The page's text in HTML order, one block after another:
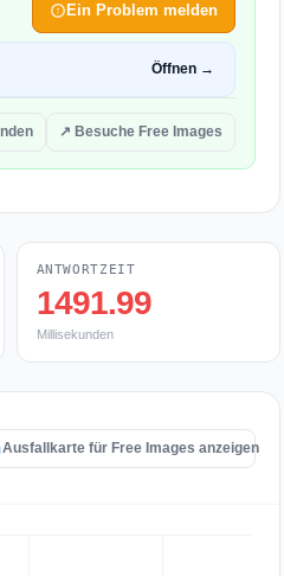
Ein Problem melden
Öffnen →
↗ Besuche Free Images
ANTWORTZEIT
1491.99
Millisekunden
Ausfallkarte für Free Images anzeigen